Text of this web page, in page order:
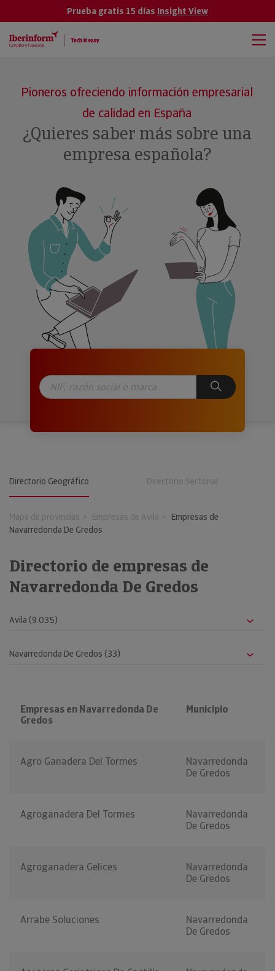
Prueba gratis 15 días Insight View
Pioneros ofreciendo información empresarial
de calidad en España
¿Quieres saber más sobre una
empresa española?
Directorio Geográfico Directorio Sectorial
Mapa de provincias Empresas de Avila
Empresas de
Navarredonda De Gredos
Directorio de empresas de
Navarredonda De Gredos
Empresas en Navarredonda De
Gredos
Municipio
Agro Ganadera Del Tormes
Navarredonda
De Gredos
Agroganadera Del Tormes
Navarredonda
De Gredos
Agroganadera Gelices
Navarredonda
De Gredos
Arrabe Soluciones
Navarredonda
De Gredos